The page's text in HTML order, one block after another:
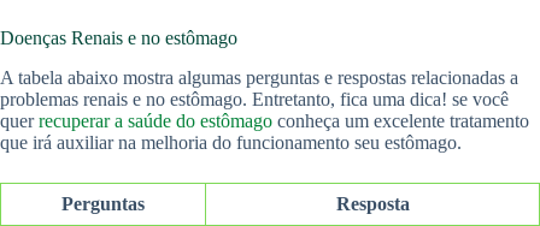
Doenças Renais e no estômago
A tabela abaixo mostra algumas perguntas e respostas relacionadas a
problemas renais e no estômago. Entretanto, fica uma dica! se você
querrecuperar a saúde do estômago conheça um excelente tratamento
que irá auxiliar na melhoria do funcionamento seu estômago.
Perguntas Resposta